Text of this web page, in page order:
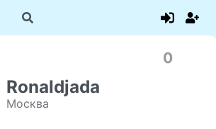
Ronaldjada
Москва
0